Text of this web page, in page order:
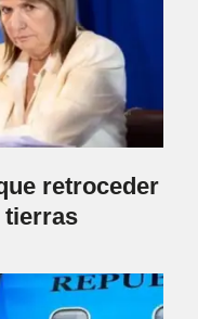
retroceder
tierras